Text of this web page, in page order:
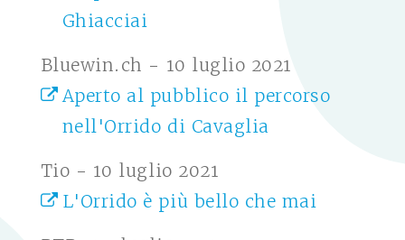
Ghiacciai
Bluewin.ch - 10 luglio 2021
Aperto al pubblico il percorso
nell'Orrido di Cavaglia
Tio - 10 luglio 2021
L'Orrido è più bello che mai